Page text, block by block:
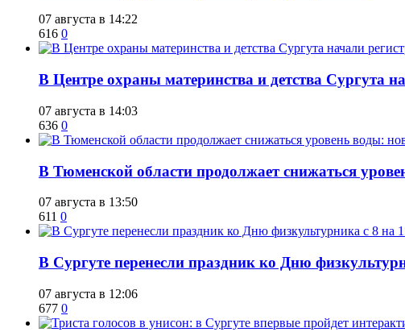
07 августа в 14:22
616 0
​В Центре охраны материнства и детства Сургута
07 августа в 14:03
636 0
​В Тюменской области продолжает снижаться
07 августа в 13:50
611 0
​В Сургуте перенесли праздник ко Дню
07 августа в 12:06
677 0